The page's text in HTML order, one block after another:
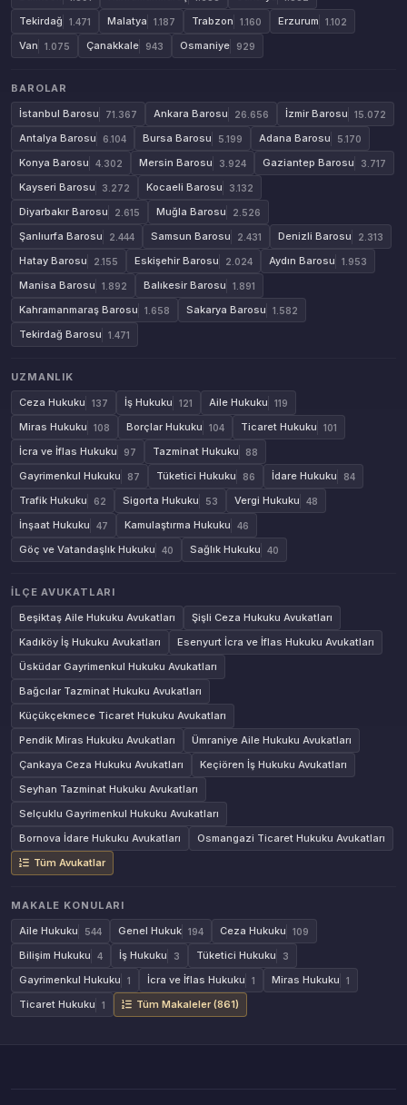
Tekirdağ 1.471 Malatya 1.187 Trabzon 1.160 Erzurum 1.102
Van 1.075 Çanakkale 943 Osmaniye 929
BAROLAR
İstanbul Barosu
71.367 Ankara Barosu 26.656 İzmir Barosu 15.072
Antalya Barosu 6.104 Bursa Barosu 5.199 Adana Barosu 5.170
Konya Barosu 4.302 Mersin Barosu 3.924 Gaziantep Barosu 3.717
Kayseri Barosu 3.272 Kocaeli Barosu 3.132
Diyarbakır Barosu 2.615 Muğla Barosu 2.526
Şanlıurfa Barosu 2.444 Samsun Barosu 2.431 Denizli Barosu 2.313
Hatay Barosu 2.155 Eskişehir Barosu 2.024 Aydın Barosu 1.953
Manisa Barosu 1.892 Balıkesir Barosu 1.891
Kahramanmaraş Barosu 1.658 Sakarya Barosu 1.582
Tekirdağ Barosu 1.471
UZMANLIK
Ceza Hukuku
137 İş Hukuku 121 Aile Hukuku 119
Miras Hukuku 108 Borçlar Hukuku 104 Ticaret Hukuku 101
İcra ve İflas Hukuku 97 Tazminat Hukuku 88
Gayrimenkul Hukuku 87 Tüketici Hukuku 86 İdare Hukuku 84
Trafik Hukuku 62 Sigorta Hukuku 53 Vergi Hukuku 48
İnşaat Hukuku 47 Kamulaştırma Hukuku 46
Göç ve Vatandaşlık Hukuku 40 Sağlık Hukuku 40
İLÇE AVUKATLARI
Beşiktaş Aile Hukuku Avukatları
Şişli Ceza Hukuku Avukatları
Kadıköy İş Hukuku Avukatları
Esenyurt İcra ve İflas Hukuku Avukatları
Üsküdar Gayrimenkul Hukuku Avukatları
Bağcılar Tazminat Hukuku Avukatları
Küçükçekmece Ticaret Hukuku Avukatları
Pendik Miras Hukuku Avukatları
Ümraniye Aile Hukuku Avukatları
Çankaya Ceza Hukuku Avukatları
Keçiören İş Hukuku Avukatları
Seyhan Tazminat Hukuku Avukatları
Selçuklu Gayrimenkul Hukuku Avukatları
Bornova İdare Hukuku Avukatları
Osmangazi Ticaret Hukuku Avukatları
Tüm Avukatlar
MAKALE KONULARI
Aile Hukuku
544 Genel Hukuk 194 Ceza Hukuku 109
Bilişim Hukuku 4 İş Hukuku 3 Tüketici Hukuku 3
Gayrimenkul Hukuku 1 İcra ve İflas Hukuku 1 Miras Hukuku 1
Ticaret Hukuku 1 Tüm Makaleler (861)